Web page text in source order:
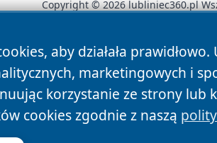
aby działała
marketingowych i
korzystanie ze strony lub
cookies zgodnie z naszą
Copyright © 2026 lubliniec360.pl
News Autorzy Polityka